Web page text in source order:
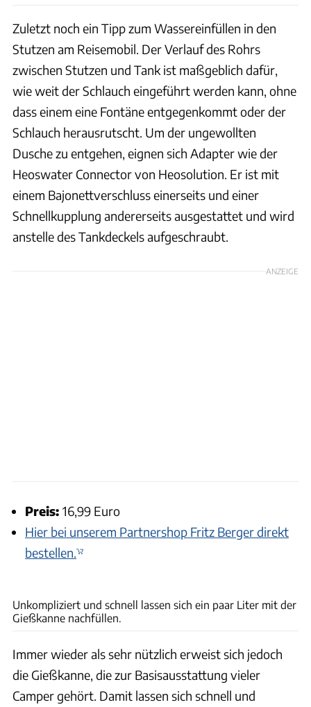
Zuletzt noch ein Tipp zum Wassereinfüllen in den
Stutzen am Reisemobil. Der Verlauf des Rohrs
zwischen Stutzen und Tank ist maßgeblich dafür,
wie weit der Schlauch eingeführt werden kann, ohne
dass einem eine Fontäne entgegenkommt oder der
Schlauch herausrutscht. Um der ungewollten
Dusche zu entgehen, eignen sich Adapter wie der
Heoswater Connector von Heosolution. Er ist mit
einem Bajonettverschluss einerseits und einer
Schnellkupplung andererseits ausgestattet und wird
anstelle des Tankdeckels aufgeschraubt.
ANZEIGE
Preis: 16,99 Euro
Hier bei unserem Partnershop Fritz Berger direkt
bestellen.
Unkompliziert und schnell lassen sich ein paar Liter mit der
Gießkanne nachfüllen.
Immer wieder als sehr nützlich erweist sich jedoch
die Gießkanne, die zur Basisausstattung vieler
Camper gehört. Damit lassen sich schnell und